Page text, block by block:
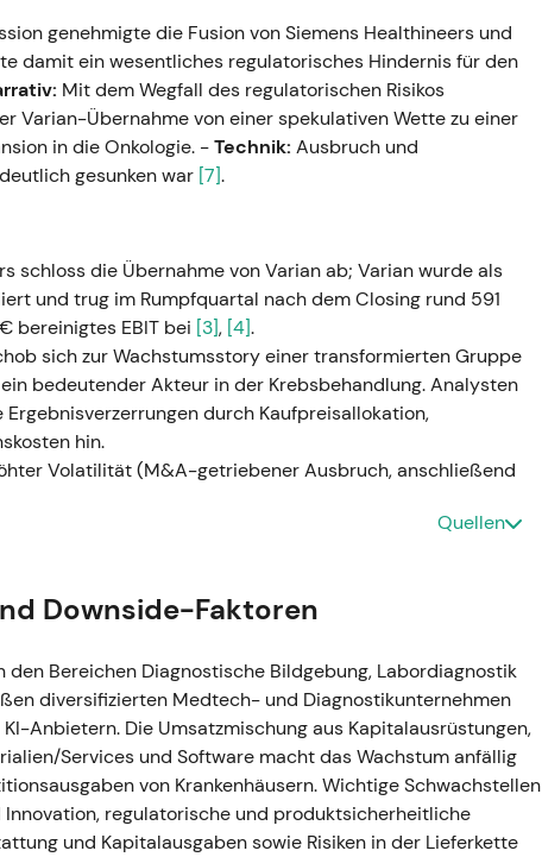
genehmigte die Fusion von Siemens Healthineers und
damit ein wesentliches regulatorisches Hindernis für den
Mit dem Wegfall des regulatorischen Risikos
Varian-Übernahme von einer spekulativen Wette zu einer
in die Onkologie. -Technik: Ausbruch und
gesunken war [7].
schloss die Übernahme von Varian ab; Varian wurde als
und trug im Rumpfquartal nach dem Closing rund 591
bereinigtes EBIT bei [3], [4].
sich zur Wachstumsstory einer transformierten Gruppe
bedeutender Akteur in der Krebsbehandlung. Analysten
durch Kaufpreisallokation,
hin.
Volatilität (M&A-getriebener Ausbruch, anschließend
starken Ergebnissen — vergleichbares Umsatzwachstum
Umsatz durch den Verkauf von COVID-19-
[4].
lautete „COVID-getriebener Wachstumsschub
Aktivität"; Anleger feierten Cashflow und
die einmalige Natur der Antigen-Erlöse.
Ausbruch infolge eines deutlichen Gewinnübertreffens
.
Quellen
Downside-Faktoren
den Bereichen Diagnostische Bildgebung, Labordiagnostik
diversifizierten Medtech- und Diagnostikunternehmen
Anbietern. Die Umsatzmischung aus Kapitalausrüstungen,
Services und Software macht das Wachstum anfällig
von Krankenhäusern. Wichtige Schwachstellen
regulatorische und produktsicherheitliche
und Kapitalausgaben sowie Risiken in der Lieferkette